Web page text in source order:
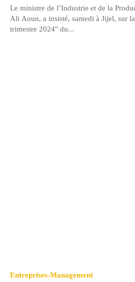
Le ministre de l’Industrie et de la
Ali Aoun, a insisté, samedi à Jijel, sur
trimestre 2024" du...
Entreprises-Management